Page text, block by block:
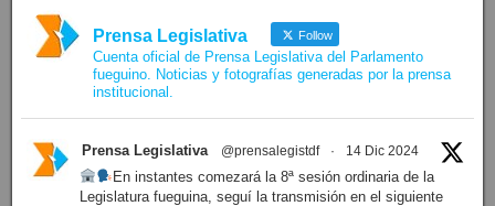
Prensa Legislativa Follow
Cuenta oficial de Prensa Legislativa del Parlamento
fueguino. Noticias y fotografías generadas por la prensa
institucional.
Prensa Legislativa @prensalegistdf · 14 Dic 2024
En instantes comezará la 8ª sesión ordinaria de la
Legislatura fueguina, seguí la transmisión en el siguiente